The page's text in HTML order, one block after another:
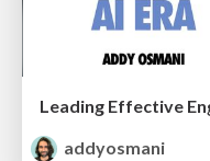
Leading Effective
addyosmani